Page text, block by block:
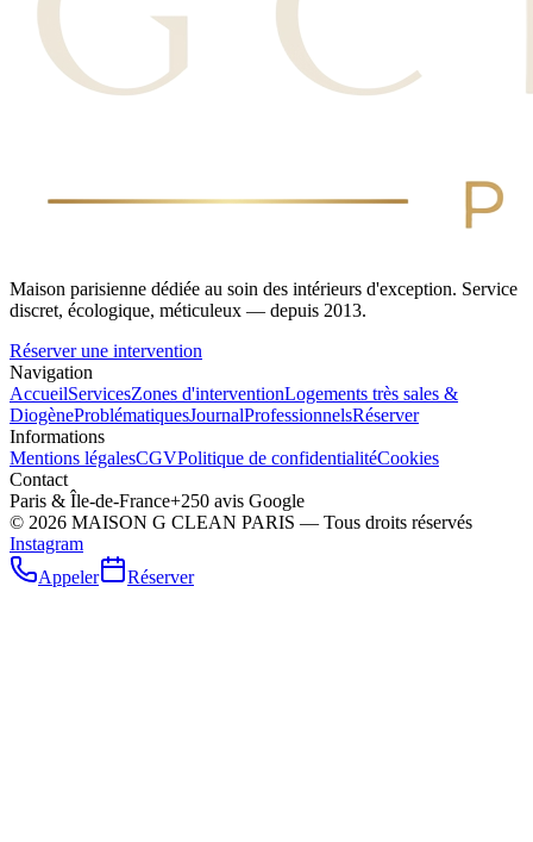
Maison parisienne dédiée au soin des intérieurs d'exception. Service
discret, écologique, méticuleux — depuis 2013.
Réserver une intervention
Navigation
AccueilServicesZones d'interventionLogements très sales &
DiogèneProblématiquesJournalProfessionnelsRéserver
Informations
Mentions légalesCGVPolitique de confidentialitéCookies
Contact
Paris & Île-de-France+250 avis Google
© 2026 MAISON G CLEAN PARIS — Tous droits réservés
Instagram
Appeler
Réserver